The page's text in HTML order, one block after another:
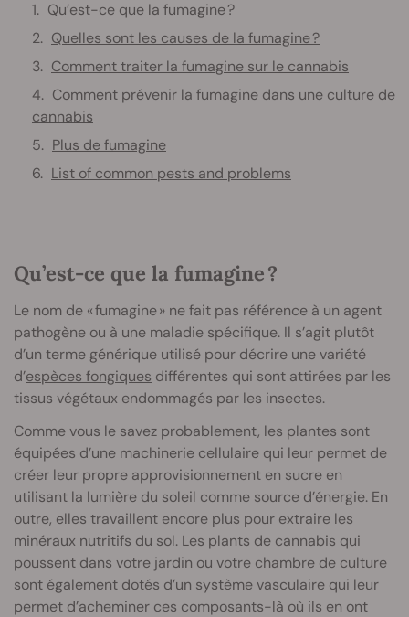
Qu’est-ce que la fumagine ?
Quelles sont les causes de la fumagine ?
Comment traiter la fumagine sur le cannabis
Comment prévenir la fumagine dans une culture de
cannabis
Plus de fumagine
List of common pests and problems
Qu’est-ce que la fumagine ?
Le nom de « fumagine » ne fait pas référence à un agent
pathogène ou à une maladie spécifique. Il s’agit plutôt
d’un terme générique utilisé pour décrire une variété
d’espèces fongiques différentes qui sont attirées par les
tissus végétaux endommagés par les insectes.
Comme vous le savez probablement, les plantes sont
équipées d’une machinerie cellulaire qui leur permet de
créer leur propre approvisionnement en sucre en
utilisant la lumière du soleil comme source d’énergie. En
outre, elles travaillent encore plus pour extraire les
minéraux nutritifs du sol. Les plants de cannabis qui
poussent dans votre jardin ou votre chambre de culture
sont également dotés d’un système vasculaire qui leur
permet d’acheminer ces composants-là où ils en ont